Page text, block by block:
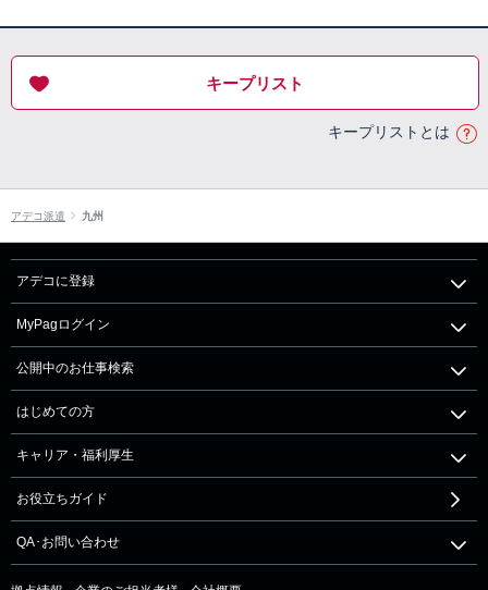
キープリスト
キープリストとは
アデコ派遣 九州
アデコに登録
MyPagログイン
公開中のお仕事検索
はじめての方
キャリア・福利厚生
お役立ちガイド
QA･お問い合わせ